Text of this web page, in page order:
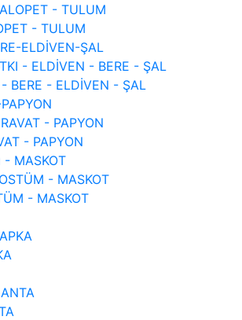
- TULUM
- TULUM
ELDİVEN-ŞAL
- ELDİVEN - BERE - ŞAL
BERE - ELDİVEN - ŞAL
- PAPYON
- PAPYON
- MASKOT
- MASKOT
- MASKOT